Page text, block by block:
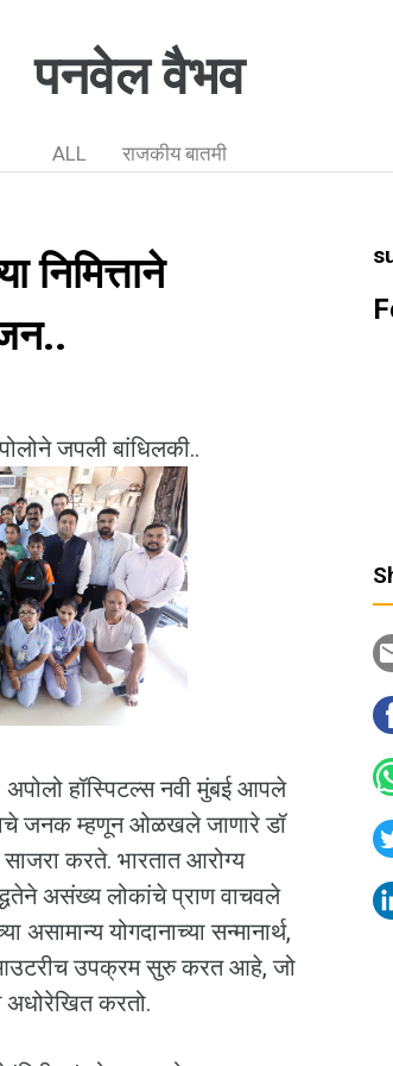
पनवेल वैभव
ALL राजकीय बातमी
निमित्ताने
जपली बांधिलकी..
हॉस्पिटल्स नवी मुंबई आपले
जनक म्हणून ओळखले जाणारे डॉ
साजरा करते. भारतात आरोग्य
असंख्य लोकांचे प्राण वाचवले
योगदानाच्या सन्मानार्थ,
आउटरीच उपक्रम सुरु करत आहे, जो
अधोरेखित करतो.